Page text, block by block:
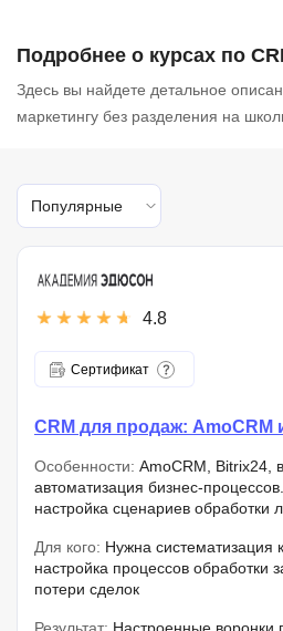
Подробнее о курсах по
Здесь вы найдете детальное
маркетингу без разделения на
Популярные
4.8
Сертификат
CRM для продаж: AmoCRM
Особенности: AmoCRM, Bitrix24,
автоматизация бизнес-
настройка сценариев обработки
Для кого: Нужна систематизация
настройка процессов обработки
потери сделок